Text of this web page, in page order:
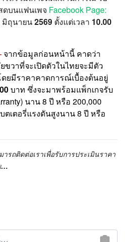
บนแฟนเพจ Facebook Page:
มิถุนายน 2569 ตั้งแต่เวลา 10.00
จากข้อมูลก่อนหน้านี้ คาดว่า
ขวาที่จะเปิดตัวในไทยจะมีตัว
ยมีราคาคาดการณ์เบื้องต้นอยู่
บาท ซึ่งจะมาพร้อมแพ็กเกจรับ
นาน 8 ปี หรือ 200,000
ตเตอรี่แรงดันสูงนาน 8 ปี หรือ
ารถติดต่อเราเพื่อรับการประเมินราคา
…